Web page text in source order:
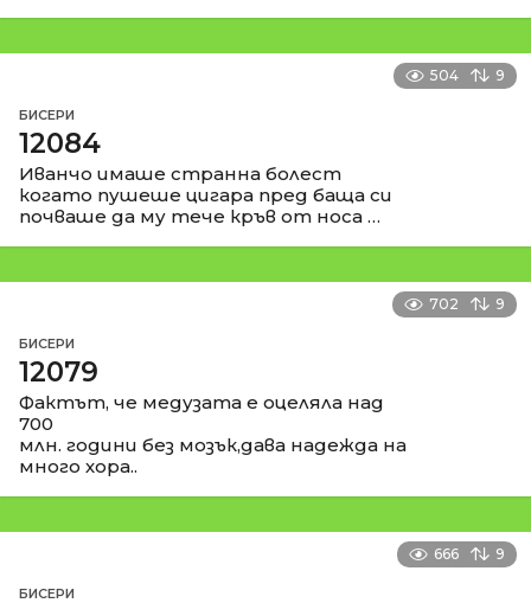
504 9
БИСЕРИ
12084
Иванчо имаше странна болест
когато пушеше цигара пред баща си
почваше да му тече кръв от носа …
702 9
БИСЕРИ
12079
Фактът, че медузата е оцеляла над
700
млн. години без мозък,дава надежда на
много хора..
666 9
БИСЕРИ